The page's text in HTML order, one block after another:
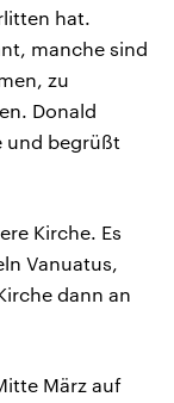
hat.
manche sind
zu
Donald
und begrüßt
Kirche. Es
Vanuatus,
dann an
März auf